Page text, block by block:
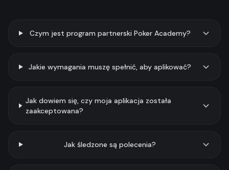
Czym jest program partnerski Poker Academy?
Jakie wymagania muszę spełnić, aby aplikować?
Jak dowiem się, czy moja aplikacja została
zaakceptowana?
Jak śledzone są polecenia?